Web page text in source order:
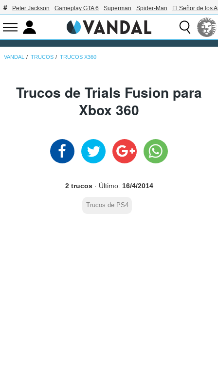
Peter Jackson Gameplay GTA 6 Superman Spider-Man El Señor de los
VANDAL TRUCOS TRUCOS X360
Trucos de Trials Fusion para
Xbox 360
2 trucos · Último: 16/4/2014
Trucos de PS4